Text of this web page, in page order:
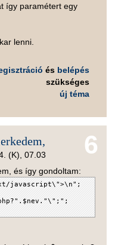
így paramétert egy
lenni.
és belépés
szükséges
új téma
6
(K), 07.03
és így gondoltam:
javascript\">\n";